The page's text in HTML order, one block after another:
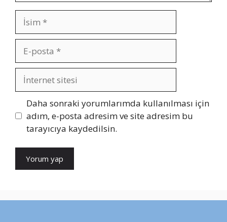
İsim
posta
İnternet
sitesi
Daha sonraki yorumlarımda kullanılması için
adım, e-posta adresim ve site adresim bu
tarayıcıya kaydedilsin.